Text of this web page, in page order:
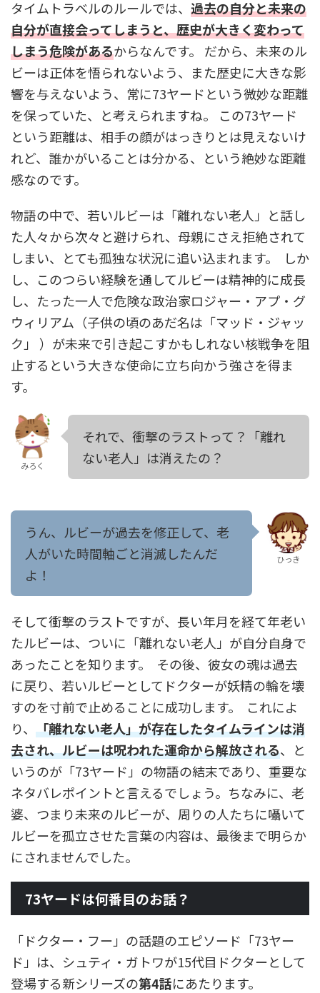
タイムトラベルのルールでは、 過去の自分と未来の
自分が直接会ってしまうと、歴史が大きく変わって
しまう危険があるからなんです。 だから、未来のル
ビーは正体を悟られないよう、また歴史に大きな影
響を与えないよう、常に73ヤードという微妙な距離
を保っていた、と考えられますね。 この73ヤード
という距離は、相手の顔がはっきりとは見えないけ
れど、誰かがいることは分かる、という絶妙な距離
感なのです。
物語の中で、若いルビーは「離れない老人」と話し
た人々から次々と避けられ、母親にさえ拒絶されて
しまい、とても孤独な状況に追い込まれます。 しか
し、このつらい経験を通してルビーは精神的に成長
し、たった一人で危険な政治家ロジャー・アプ・グ
ウィリアム（子供の頃のあだ名は「マッド・ジャッ
ク」 ）が未来で引き起こすかもしれない核戦争を阻
止するという大きな使命に立ち向かう強さを得ま
す。
みろく
それで、衝撃のラストって？「離れ
ない老人」は消えたの？
うん、ルビーが過去を修正して、老
人がいた時間軸ごと消滅したんだ
よ！
ひっき
そして衝撃のラストですが、長い年月を経て年老い
たルビーは、ついに「離れない老人」が自分自身で
あったことを知ります。 その後、彼女の魂は過去
に戻り、若いルビーとしてドクターが妖精の輪を壊
すのを寸前で止めることに成功します。 これによ
り、 「離れない老人」が存在したタイムラインは消
去され、ルビーは呪われた運命から解放される、と
いうのが「73ヤード」の物語の結末であり、重要な
ネタバレポイントと言えるでしょう。ちなみに、老
婆、つまり未来のルビーが、周りの人たちに囁いて
ルビーを孤立させた言葉の内容は、最後まで明らか
にされませんでした。
73ヤードは何番目のお話？
「ドクター・フー」の話題のエピソード「73ヤー
ド」は、シュティ・ガトワが15代目ドクターとして
登場する新シリーズの第4話にあたります。